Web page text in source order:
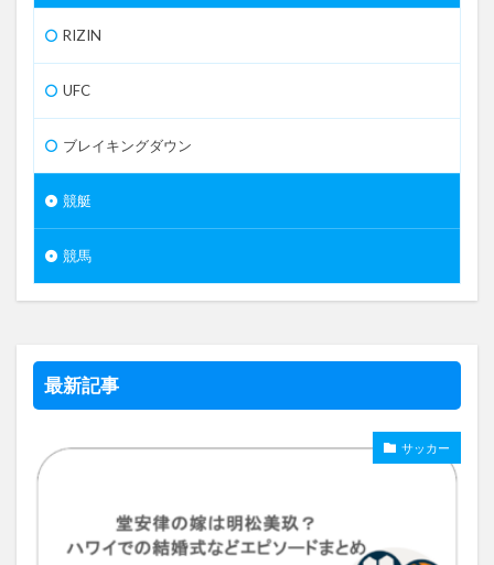
RIZIN
UFC
ブレイキングダウン
競艇
競馬
最新記事
サッカー